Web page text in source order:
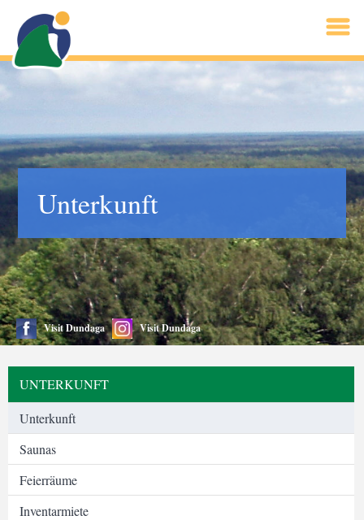
Unterkunft
Visit Dundaga Visit Dundaga
UNTERKUNFT
Unterkunft
Saunas
Feierräume
Inventarmiete